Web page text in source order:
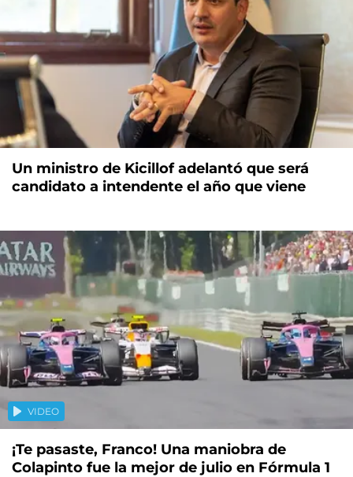
Un ministro de Kicillof adelantó que será
candidato a intendente el año que viene
VIDEO
¡Te pasaste, Franco! Una maniobra de
Colapinto fue la mejor de julio en Fórmula 1